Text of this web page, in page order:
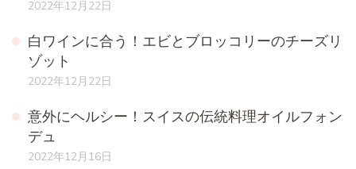
2022年12月22日
白ワインに合う！エビとブロッコリーのチーズリ
ゾット
2022年12月22日
意外にヘルシー！スイスの伝統料理オイルフォン
デュ
2022年12月16日